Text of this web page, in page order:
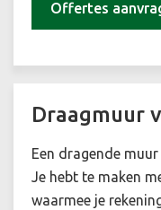
Offertes
Draagmuur
Een dragende
Je hebt te maken
waarmee je